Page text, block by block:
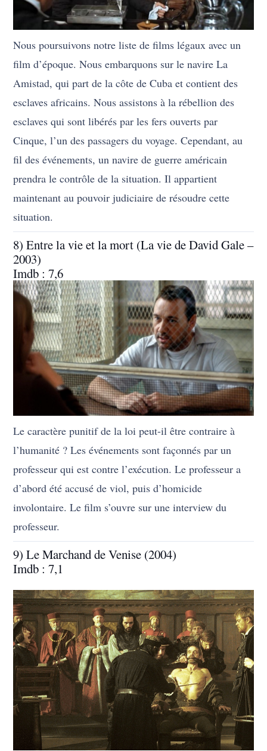
Nous poursuivons notre liste de films légaux avec un
film d’époque. Nous embarquons sur le navire La
Amistad, qui part de la côte de Cuba et contient des
esclaves africains. Nous assistons à la rébellion des
esclaves qui sont libérés par les fers ouverts par
Cinque, l’un des passagers du voyage. Cependant, au
fil des événements, un navire de guerre américain
prendra le contrôle de la situation. Il appartient
maintenant au pouvoir judiciaire de résoudre cette
situation.
8) Entre la vie et la mort (La vie de David Gale –
2003)
Imdb : 7,6
Le caractère punitif de la loi peut-il être contraire à
l’humanité ? Les événements sont façonnés par un
professeur qui est contre l’exécution. Le professeur a
d’abord été accusé de viol, puis d’homicide
involontaire. Le film s’ouvre sur une interview du
professeur.
9) Le Marchand de Venise (2004)
Imdb : 7,1